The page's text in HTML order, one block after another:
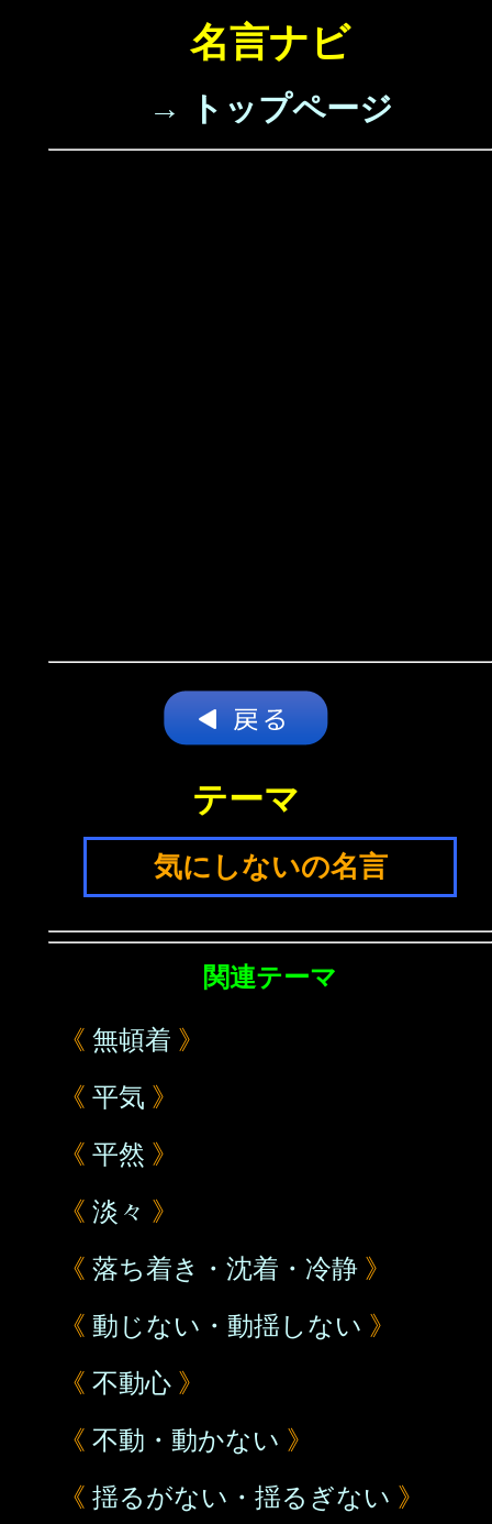
名言ナビ
→ トップページ
テーマ
気にしないの名言
関連テーマ
《 無頓着 》
《 平気 》
《 平然 》
《 淡々 》
《 落ち着き・沈着・冷静 》
《 動じない・動揺しない 》
《 不動心 》
《 不動・動かない 》
《 揺るがない・揺るぎない 》